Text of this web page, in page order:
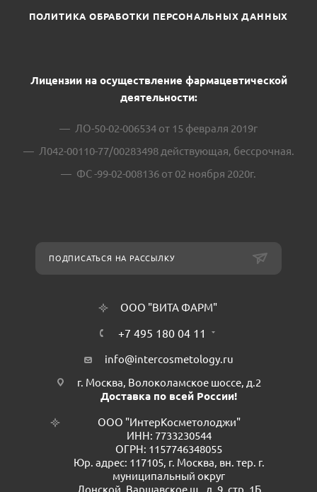
ПОЛИТИКА ОБРАБОТКИ ПЕРСОНАЛЬНЫХ ДАННЫХ
Лицензии на осуществление фармацевтической
деятельности:
ЛО-50-02-006534 от 15 февраля 2019г
Л042-00110-77/00283498 действующая, бессрочная.
ФС -99-02-008136 от 02 ноября 2020г.
ПОДПИСАТЬСЯ НА РАССЫЛКУ
ООО "ВИТА ФАРМ"
+7 495 180 04 11
info@intercosmetology.ru
г. Москва, Волоколамское шоссе, д.2
Доставка по всей России!
ООО "ИнтерКосметолоджи"
ИНН: 7733230544
ОГРН: 1157746348055
Юр. адрес: 117105, г. Москва, вн. тер. г.
муниципальный округ
Донской, Варшавское ш., д. 9, стр. 1Б